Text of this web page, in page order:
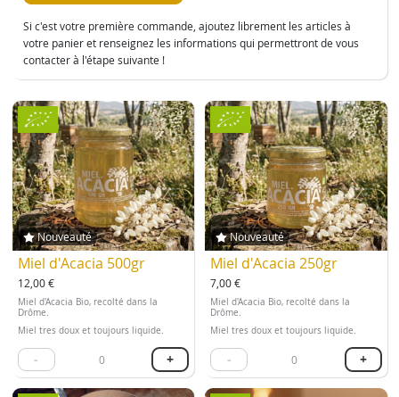
Si c'est votre première commande, ajoutez librement les articles à
votre panier et renseignez les informations qui permettront de vous
contacter à l'étape suivante !
Nouveauté
Miel d'Acacia 500gr
12,00 €
Miel d'Acacia Bio, recolté dans la
Drôme.
Miel tres doux et toujours liquide.
- 0 +
Nouveauté
Miel d'Acacia 250gr
7,00 €
Miel d'Acacia Bio, recolté dans la
Drôme.
Miel tres doux et toujours liquide.
- 0 +